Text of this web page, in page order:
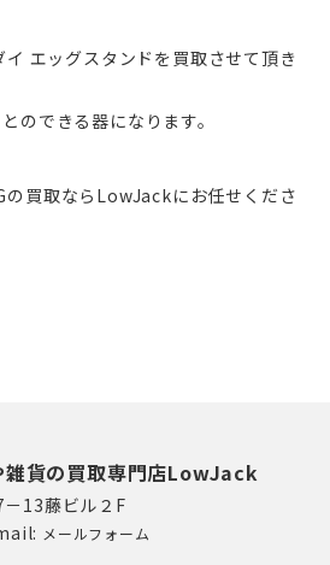
エッグスタンドを買取させて頂き
のできる器になります。
の買取ならLowJackにお任せくださ
雑貨の買取専門店LowJack
13藤ビル２F
メールフォーム